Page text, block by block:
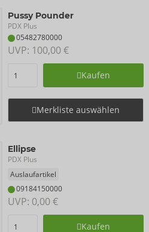
Pussy Pounder
PDX Plus
05482780000
UVP: 100,00 €
Kaufen
Merkliste auswählen
Ellipse
PDX Plus
Auslaufartikel
09184150000
UVP: 0,00 €
Kaufen